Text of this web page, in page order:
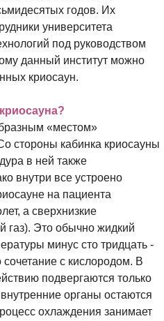
годов. Их
университета
под руководством
данный институт можно
криосаун.
«местом»
стороны кабинка криосауны
в ней также
внутри все устроено
на пациента
а сверхнизкие
газ). Это обычно жидкий
минус сто тридцать -
сочетание с кислородом. В
подвергаются только
органы остаются
охлаждения занимает